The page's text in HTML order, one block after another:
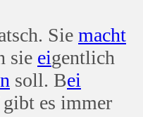
Sie macht
sie eigentlich
soll. Bei
es immer